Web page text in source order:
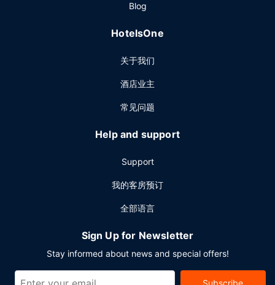
Blog
HotelsOne
关于我们
酒店业主
常见问题
Help and support
Support
我的客房预订
全部语言
Sign Up for Newsletter
Stay informed about news and special offers!
Subscribe